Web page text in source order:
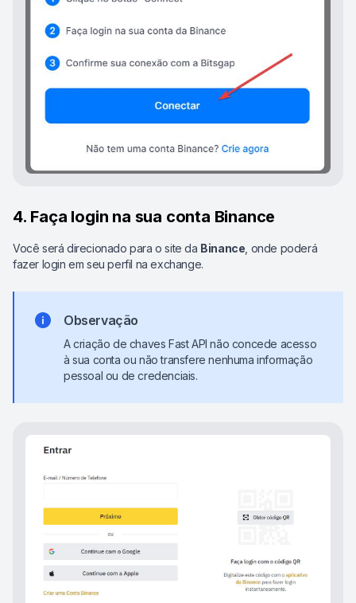
4. Faça login na sua conta Binance
Você será direcionado para o site da Binance , onde poderá
fazer login em seu perfil na exchange.
Observação
A criação de chaves Fast API não concede acesso
à sua conta ou não transfere nenhuma informação
pessoal ou de credenciais.